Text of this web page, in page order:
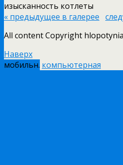
изысканность котлеты
« предыдущее в галерее
All content Copyright
Наверх
мобильн. компьютерная